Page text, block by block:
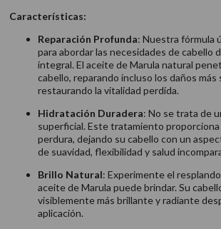
Características:
Reparación Profunda: Nuestra fórmula
para abordar las necesidades de cabello
integral. El aceite de Marula natural
cabello, reparando incluso los daños más
restaurando la vitalidad perdida.
Hidratación Duradera: No se trata de
superficial. Este tratamiento
perdura, dejando su cabello con un
de suavidad, flexibilidad y salud
Brillo Natural: Experimente el
aceite de Marula puede brindar. Su
visiblemente más brillante y radiante
aplicación.